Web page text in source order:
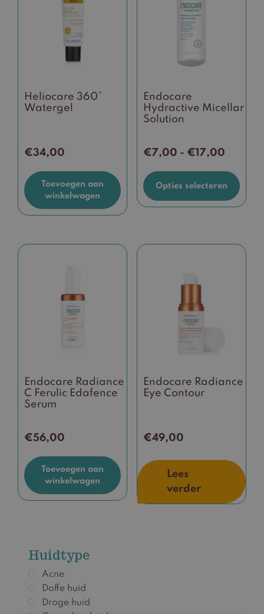
Heliocare 360°
Watergel
€34,00
Toevoegen aan
winkelwagen
Endocare
Hydractive Micellar
Solution
€7,00 - €17,00
tot
€17,00
Opties selecteren
meerdere
variaties.
worden
op
Endocare Radiance
C Ferulic Edafence
Serum
€56,00
Toevoegen aan
winkelwagen
Endocare Radiance
Eye Contour
€49,00
Lees
verder
Huidtype
Acne
Doffe huid
Droge huid